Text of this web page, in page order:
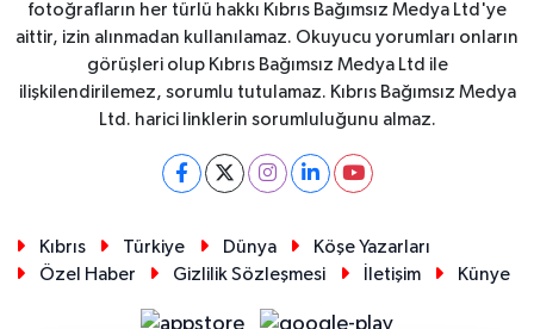
fotoğrafların her türlü hakkı Kıbrıs Bağımsız Medya Ltd'ye
aittir, izin alınmadan kullanılamaz. Okuyucu yorumları onların
görüşleri olup Kıbrıs Bağımsız Medya Ltd ile
ilişkilendirilemez, sorumlu tutulamaz. Kıbrıs Bağımsız Medya
Ltd. harici linklerin sorumluluğunu almaz.
Kıbrıs Türkiye Dünya
Köşe Yazarları
Özel Haber
Gizlilik Sözleşmesi İletişim Künye